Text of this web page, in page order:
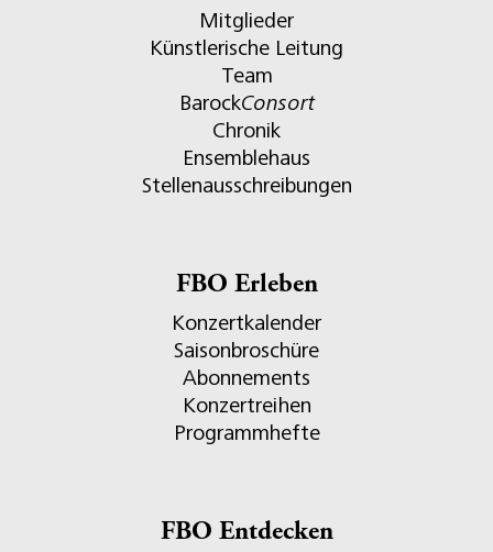
Mitglieder
Künstlerische Leitung
Team
BarockConsort
Chronik
Ensemblehaus
Stellenausschreibungen
FBO Erleben
Konzertkalender
Saisonbroschüre
Abonnements
Konzertreihen
Programmhefte
FBO Entdecken